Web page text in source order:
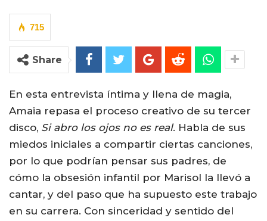
715
Share
En esta entrevista íntima y llena de magia,
Amaia repasa el proceso creativo de su tercer
disco, Si abro los ojos no es real. Habla de sus
miedos iniciales a compartir ciertas canciones,
por lo que podrían pensar sus padres, de
cómo la obsesión infantil por Marisol la llevó a
cantar, y del paso que ha supuesto este trabajo
en su carrera. Con sinceridad y sentido del